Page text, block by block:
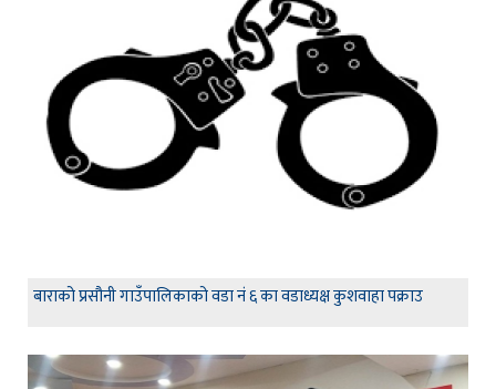
बाराको प्रसौनी गाउँपालिकाको वडा नं ६ का वडाध्यक्ष कुशवाहा पक्राउ